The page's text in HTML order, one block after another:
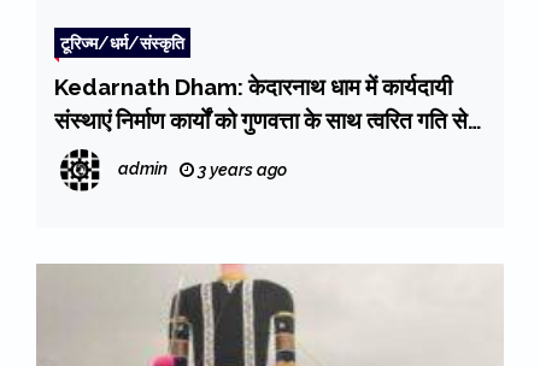
टूरिज्म/धर्म/संस्कृति
Kedarnath Dham: केदारनाथ धाम में कार्यदायी
संस्थाएं निर्माण कार्यों को गुणवत्ता के साथ त्वरित गति से
करें पूर्ण : मुख्य सचिव
admin 3 years ago